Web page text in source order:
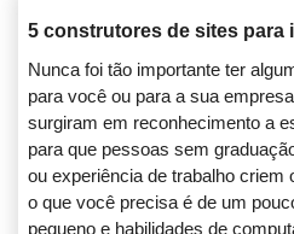
5 construtores de sites para
Nunca foi tão importante ter
para você ou para a sua
surgiram em reconhecimento a
para que pessoas sem
ou experiência de trabalho criem
o que você precisa é de um
pequeno e habilidades de